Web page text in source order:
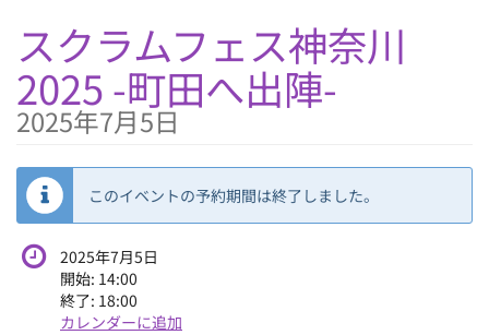
文
に
ス
キ
ッ
す
る
スクラムフェス神奈川
2025 -町田へ出陣-
2025年7月5日
このイベントの予約期間は終了しました。
2025年7月5日
開始: 14:00
終了: 18:00
カレンダーに追加